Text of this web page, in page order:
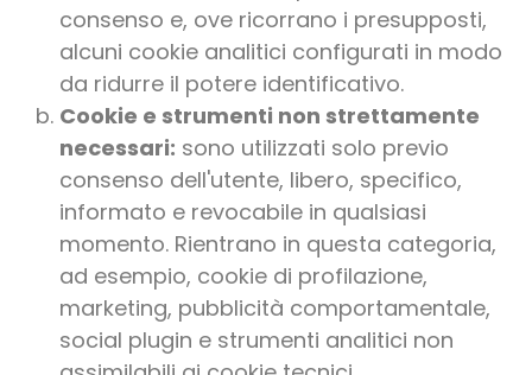
consenso e, ove ricorrano i presupposti,
alcuni cookie analitici configurati in modo
da ridurre il potere identificativo.
Cookie e strumenti non strettamente
necessari: sono utilizzati solo previo
consenso dell'utente, libero, specifico,
informato e revocabile in qualsiasi
momento. Rientrano in questa categoria,
ad esempio, cookie di profilazione,
marketing, pubblicità comportamentale,
social plugin e strumenti analitici non